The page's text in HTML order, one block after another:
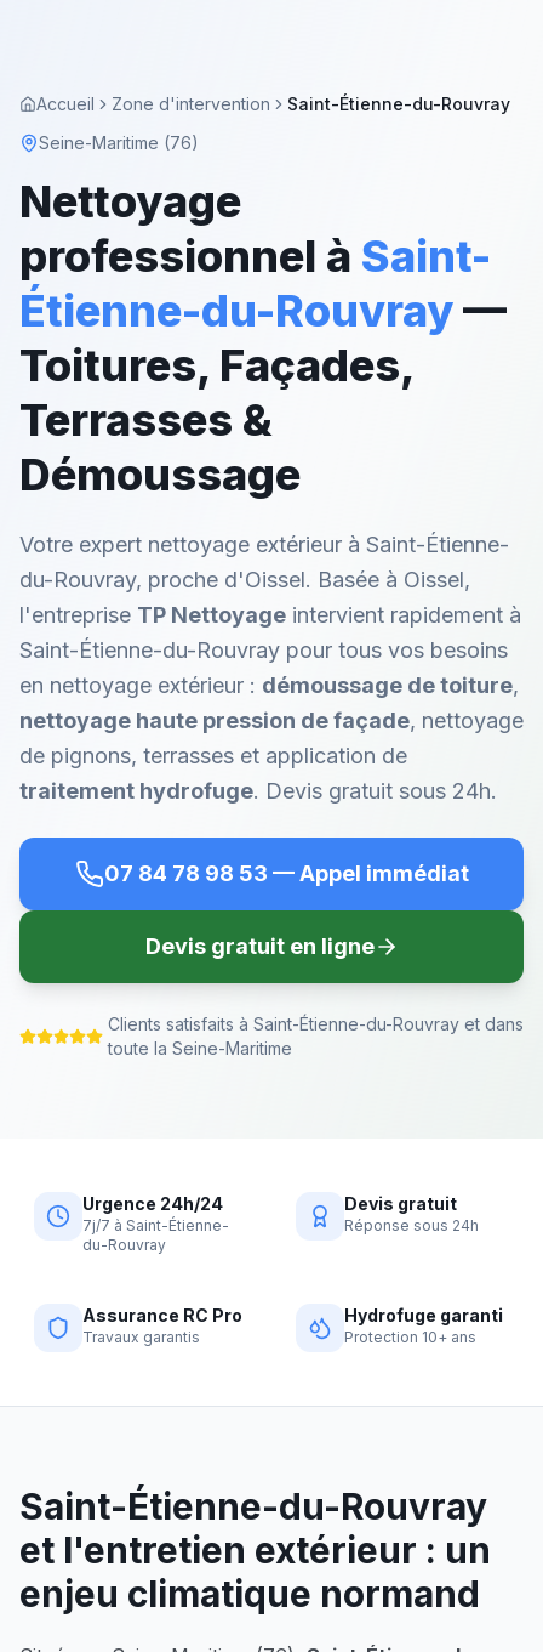
Accueil Zone d'intervention
Saint-Étienne-du-Rouvray
Seine-Maritime (76)
Nettoyage
professionnel à Saint-
Étienne-du-Rouvray—
Toitures, Façades,
Terrasses &
Démoussage
Votre expert nettoyage extérieur à Saint-Étienne-
du-Rouvray, proche d'Oissel. Basée à Oissel,
l'entreprise TP Nettoyage intervient rapidement à
Saint-Étienne-du-Rouvray pour tous vos besoins
en nettoyage extérieur : démoussage de toiture,
nettoyage haute pression de façade, nettoyage
de pignons, terrasses et application de
traitement hydrofuge. Devis gratuit sous 24h.
07 84 78 98 53 — Appel immédiat
Devis gratuit en ligne
Clients satisfaits à Saint-Étienne-du-Rouvrayet dans
toute la Seine-Maritime
Urgence 24h/24
7j/7 à Saint-Étienne-
du-Rouvray
Devis gratuit
Réponse sous 24h
Assurance RC Pro
Travaux garantis
Hydrofuge garanti
Protection 10+ ans
Saint-Étienne-du-Rouvray
et l'entretien extérieur : un
enjeu climatique normand